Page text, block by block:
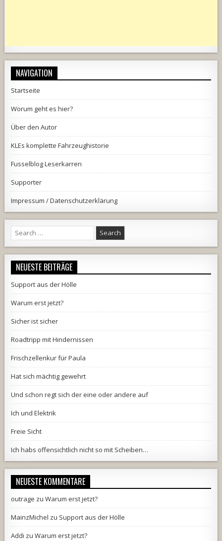
NAVIGATION
Startseite
Worum geht es hier?
Über den Autor
KLEs komplette Fahrzeughistorie
Fusselblog Leserkarren
Supporter
Impressum / Datenschutzerklärung
Search
for:
NEUESTE BEITRÄGE
Support aus der Hölle
Warum erst jetzt?
Sicher ist sicher
Roadtripp mit Hindernissen
Frischzellenkur für Paula
Hat sich mächtig gewehrt
Und schon regt sich der eine oder andere auf
Ich und Elektrik
Freie Sicht
Ich habs offensichtlich nicht so mit Scheiben…
NEUESTE KOMMENTARE
outrage zuWarum erst jetzt?
MainzMichel zu Support aus der Hölle
Addi zuWarum erst jetzt?